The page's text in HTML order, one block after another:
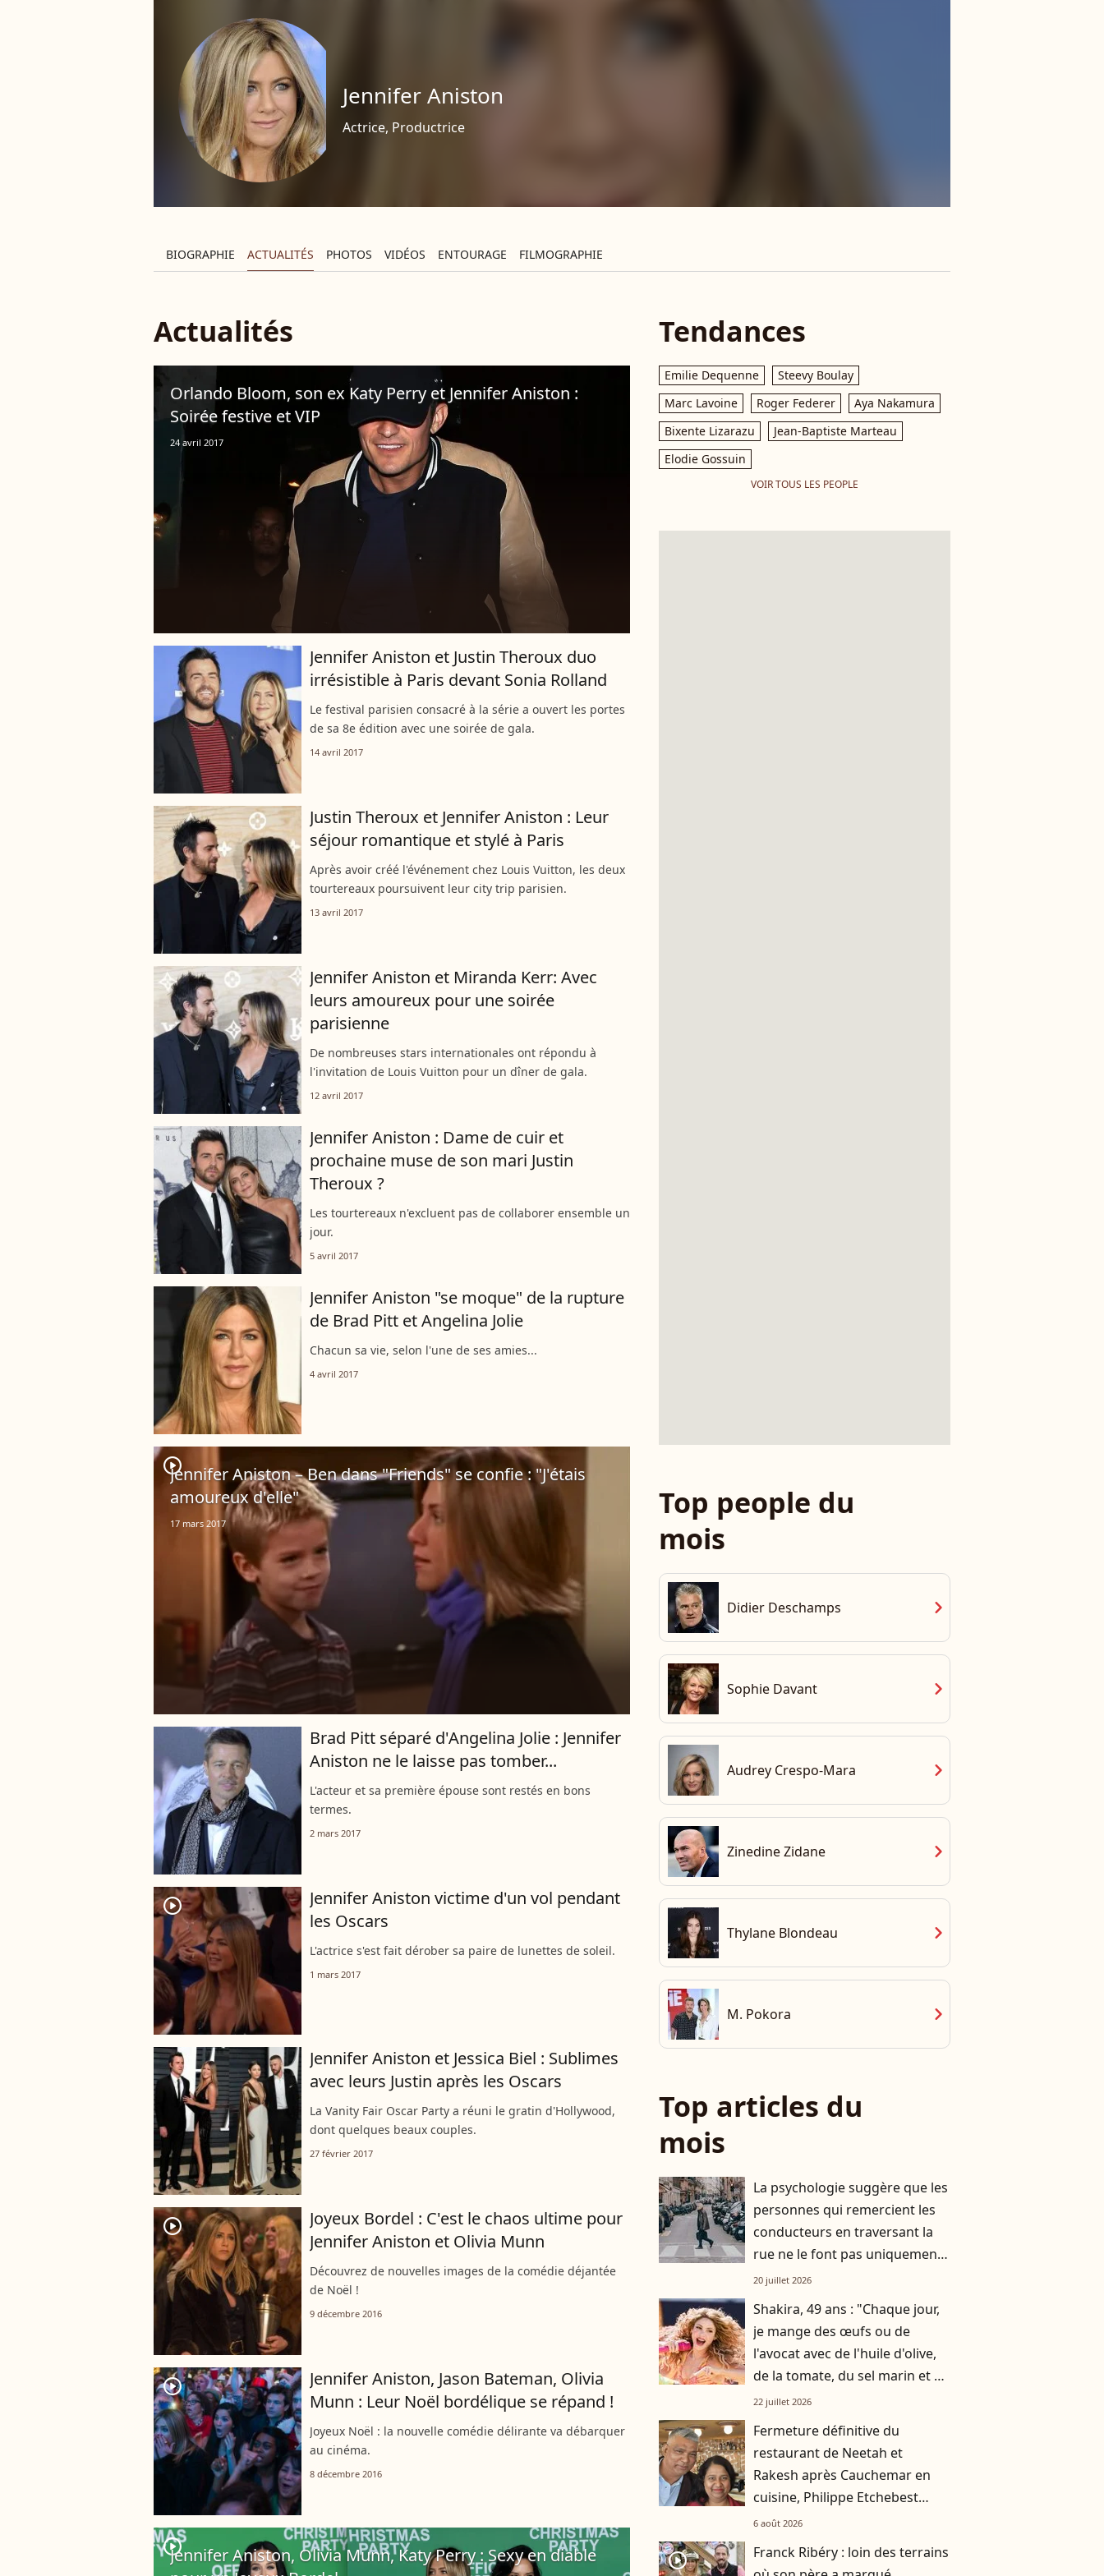
Jennifer Aniston
Actrice, Productrice
BIOGRAPHIE ACTUALITÉS PHOTOS VIDÉOS ENTOURAGE FILMOGRAPHIE
Actualités
Orlando Bloom, son ex Katy Perry et Jennifer Aniston :
Soirée festive et VIP
24 avril 2017
Jennifer Aniston et Justin Theroux duo
irrésistible à Paris devant Sonia Rolland
Le festival parisien consacré à la série a ouvert les portes
de sa 8e édition avec une soirée de gala.
14 avril 2017
Justin Theroux et Jennifer Aniston : Leur
séjour romantique et stylé à Paris
Après avoir créé l'événement chez Louis Vuitton, les deux
tourtereaux poursuivent leur city trip parisien.
13 avril 2017
Jennifer Aniston et Miranda Kerr: Avec
leurs amoureux pour une soirée
parisienne
De nombreuses stars internationales ont répondu à
l'invitation de Louis Vuitton pour un dîner de gala.
12 avril 2017
Jennifer Aniston : Dame de cuir et
prochaine muse de son mari Justin
Theroux ?
Les tourtereaux n'excluent pas de collaborer ensemble un
jour.
5 avril 2017
Jennifer Aniston "se moque" de la rupture
de Brad Pitt et Angelina Jolie
Chacun sa vie, selon l'une de ses amies...
4 avril 2017
player2
Jennifer Aniston – Ben dans "Friends" se confie : "J'étais
amoureux d'elle"
17 mars 2017
Brad Pitt séparé d'Angelina Jolie : Jennifer
Aniston ne le laisse pas tomber...
L'acteur et sa première épouse sont restés en bons
termes.
2 mars 2017
player2
Jennifer Aniston victime d'un vol pendant
les Oscars
L'actrice s'est fait dérober sa paire de lunettes de soleil.
1 mars 2017
Jennifer Aniston et Jessica Biel : Sublimes
avec leurs Justin après les Oscars
La Vanity Fair Oscar Party a réuni le gratin d'Hollywood,
dont quelques beaux couples.
27 février 2017
player2
Joyeux Bordel : C'est le chaos ultime pour
Jennifer Aniston et Olivia Munn
Découvrez de nouvelles images de la comédie déjantée
de Noël !
9 décembre 2016
player2
Jennifer Aniston, Jason Bateman, Olivia
Munn : Leur Noël bordélique se répand !
Joyeux Noël : la nouvelle comédie délirante va débarquer
au cinéma.
8 décembre 2016
player2
Jennifer Aniston, Olivia Munn, Katy Perry : Sexy en diable
Tendances
Emilie Dequenne
Steevy Boulay
Marc Lavoine
Roger Federer
Aya Nakamura
Bixente Lizarazu
Jean-Baptiste Marteau
Elodie Gossuin
VOIR TOUS LES PEOPLE
Top people du
mois
Didier Deschamps chevron_right
Sophie Davant chevron_right
Audrey Crespo-Mara chevron_right
Zinedine Zidane chevron_right
Thylane Blondeau chevron_right
M. Pokora chevron_right
Top articles du
mois
La psychologie suggère que les
personnes qui remercient les
conducteurs en traversant la
rue ne le font pas uniquement
par gratitude
20 juillet 2026
Shakira, 49 ans : "Chaque jour,
je mange des œufs ou de
l'avocat avec de l'huile d'olive,
de la tomate, du sel marin et un
smoothie"
22 juillet 2026
Fermeture définitive du
restaurant de Neetah et
Rakesh après Cauchemar en
cuisine, Philippe Etchebest
pensait les avoir sauvés
6 août 2026
player2
Franck Ribéry : loin des terrains